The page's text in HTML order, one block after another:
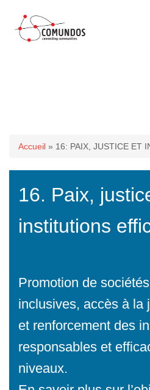
Vous êtes ici
Accueil » 16: PAIX, JUSTICE ET
16. Paix,
institutions
Promotion de
inclusives, accès à la
et renforcement des
responsables et
niveaux.